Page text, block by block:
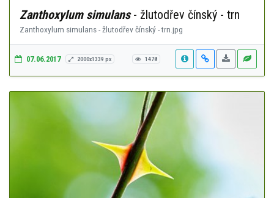
Zanthoxylum simulans- žlutodřev čínský - trn
Zanthoxylum simulans - žlutodřev čínský - trn.jpg
07.06.2017 2000x1339 px 1478